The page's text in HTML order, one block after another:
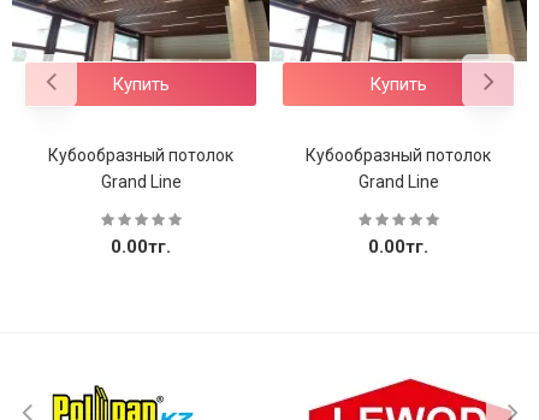
Купить
Кубообразный потолок
Grand Line
0.00тг.
Купить
Кубообразный потолок
Grand Line
0.00тг.